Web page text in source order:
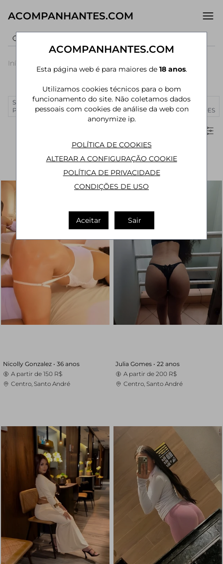
ACOMPANHANTES.COM
Início
SÃO
PAULO
RIO DE
JANEIRO
CURITIBA MANAUS
JOÃO
PESSOA
MAIS
CIDADES
Nicolly Gonzalez • 36 anos
A partir de 150 R$
Centro, Santo André
Julia Gomes • 22 anos
A partir de 200 R$
Centro, Santo André
ACOMPANHANTES.COM
Esta página web é para maiores de 18 anos.
Utilizamos cookies técnicos para o bom
funcionamento do site. Não coletamos dados
pessoais com cookies de análise da web con
anonymize ip.
POLÍTICA DE COOKIES
ALTERAR A CONFIGURAÇÃO COOKIE
POLÍTICA DE PRIVACIDADE
CONDIÇÕES DE USO
Aceitar Sair